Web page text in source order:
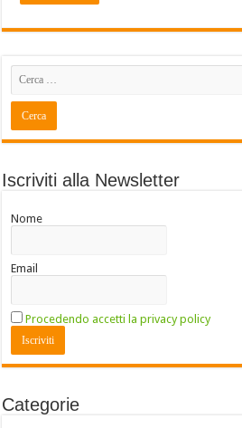
Iscriviti alla Newsletter
Nome
Email
Procedendo accetti la privacy policy
Categorie